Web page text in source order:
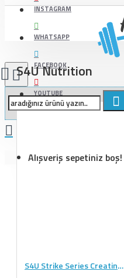
INSTAGRAM
WHATSAPP
FACEBOOK
YOUTUBE
Alışveriş sepetiniz boş!
S4U Nutrition
S4U Strike Series Creatine 300g - Aromasız Mikronize Kreatin